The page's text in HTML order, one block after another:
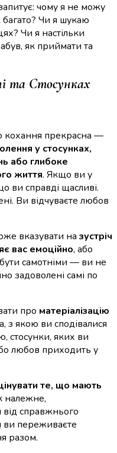
чому я не можу
Чи я шукаю
Чи я настільки
як приймати та
та Стосунках
кохання прекрасна —
у стосунках,
або глибоке
життя. Якщо ви у
ви справді щасливі.
Ви відчуваєте любов
вказувати назустріч
вас емоційно, або
самотніми — ви не
задоволені самі по
про матеріалізацію
якою ви сподівалися
стосунки, яких ви
любов приходить у
те, що мають
належне,
справжнього
ви переживаєте
разом.